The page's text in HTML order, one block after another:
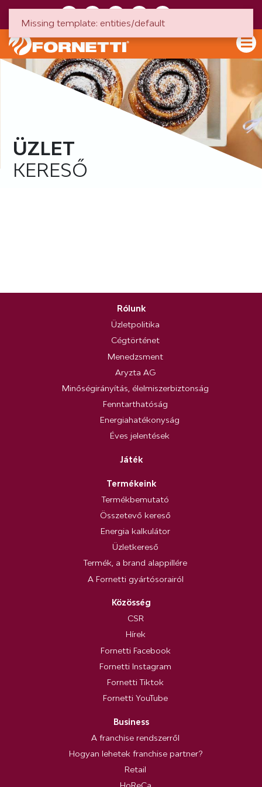
ÜZLET
KERESŐ
Rólunk
Üzletpolitika
Cégtörténet
Menedzsment
Aryzta AG
Minőségirányítás, élelmiszerbiztonság
Fenntarthatóság
Energiahatékonyság
Éves jelentések
Játék
Termékeink
Termékbemutató
Összetevő kereső
Energia kalkulátor
Üzletkereső
Termék, a brand alappillére
A Fornetti gyártósorairól
Közösség
CSR
Hírek
Fornetti Facebook
Fornetti Instagram
Fornetti Tiktok
Fornetti YouTube
Business
A franchise rendszerről
Hogyan lehetek franchise partner?
Retail
Missing template: entities/default